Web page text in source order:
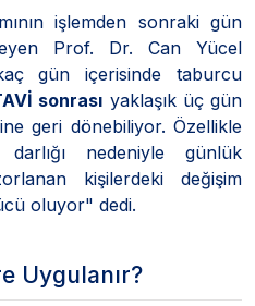
işlemden sonraki gün
Prof. Dr. Can Yücel
gün içerisinde taburcu
sonrası yaklaşık üç gün
geri dönebiliyor. Özellikle
nedeniyle günlük
kişilerdeki değişim
oluyor" dedi.
Uygulanır?